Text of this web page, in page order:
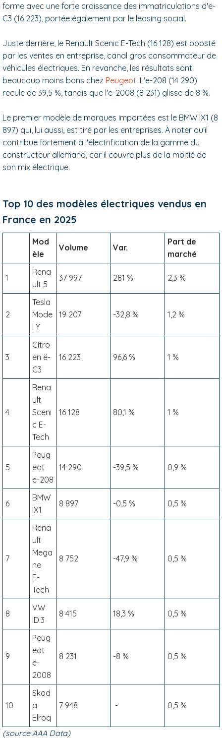
forme avec une forte croissance des immatriculations d'ë-
C3 (16 223), portée également par le leasing social.
Juste derrière, le Renault Scenic E-Tech (16 128) est boosté
par les ventes en entreprise, canal gros consommateur de
véhicules électriques. En revanche, les résultats sont
beaucoup moins bons chez Peugeot. L'e-208 (14 290)
recule de 39,5 %, tandis que l'e-2008 (8 231) glisse de 8 %.
Le premier modèle de marques importées est le BMW IX1 (8
897) qui, lui aussi, est tiré par les entreprises. À noter qu'il
contribue fortement à l'électrification de la gamme du
constructeur allemand, car il couvre plus de la moitié de
son mix électrique.
Top 10 des modèles électriques vendus en
France en 2025
Mod
èle
Volume Var.
Part de
marché
1
Rena
ult 5
37 997 281 % 2,3 %
2
Tesla
Mode
l Y
19 207 -32,8 % 1,2 %
3
Citro
en ë-
C3
16 223 96,6 % 1 %
4
Rena
ult
Sceni
c E-
Tech
16 128 80,1 % 1 %
5
Peug
eot
e-208
14 290 -39,5 % 0,9 %
6
BMW
IX1
8 897 -0,5 % 0,5 %
7
Rena
ult
Mega
ne
E-
Tech
8 752 -47,9 % 0,5 %
8
VW
ID.3
8 415 18,3 % 0,5 %
9
Peug
eot
e-
2008
8 231 -8 % 0,5 %
10
Skod
a
Elroq
7 948 - 0,5 %
(source AAA Data)